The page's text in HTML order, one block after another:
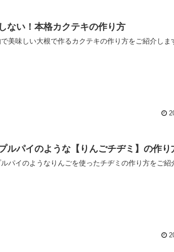
ない！本格カクテキの作り方
美味しい大根で作るカクテキの作り方をご紹介しま
ルパイのような【りんごチヂミ】の作り
パイのようなりんごを使ったチヂミの作り方をご紹